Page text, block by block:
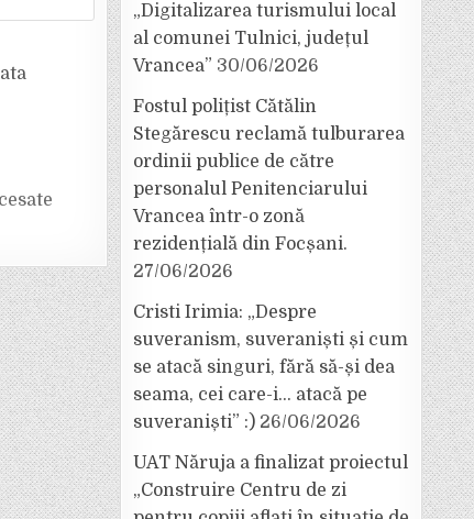
„Digitalizarea turismului local
al comunei Tulnici, județul
Vrancea” 30/06/2026
Fostul polițist Cătălin
Stegărescu reclamă tulburarea
ordinii publice de către
personalul Penitenciarului
Vrancea într-o zonă
rezidențială din Focșani.
27/06/2026
Cristi Irimia: „Despre
suveranism, suveraniști și cum
se atacă singuri, fără să-și dea
seama, cei care-i… atacă pe
suveraniști” :) 26/06/2026
UAT Năruja a finalizat proiectul
„Construire Centru de zi